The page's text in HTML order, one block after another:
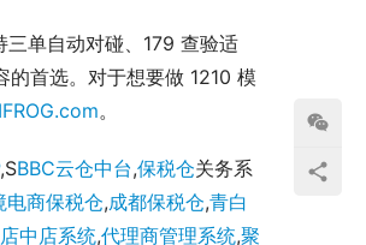
单自动对碰、179 查验适
首选。对于想要做 1210 模
。
,SBBC云仓中台,保税仓关务系
电商保税仓,成都保税仓,青白
店中店系统,代理商管理系统,聚
wechat